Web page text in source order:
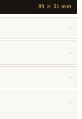
89 × 51 mm
›
›
›
›